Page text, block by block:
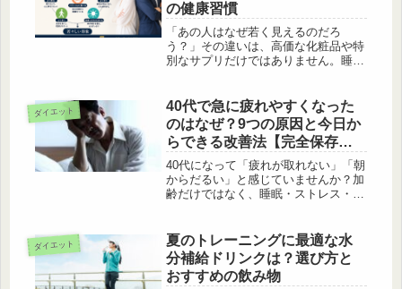
の健康習慣
「あの人はなぜ若く見えるのだろ
う？」その違いは、高価な化粧品や特
別なサプリだけではありません。睡
りやすく解説します。
ダイエット
40代で急に疲れやすくなった
のはなぜ？9つの原因と今日か
らできる改善法【完全保存
版】
40代になって「疲れが取れない」「朝
からだるい」と感じていませんか？加
齢だけではなく、睡眠・ストレス・血
は40代が疲れやすくなる本当の理由を
図解付きでわかりやすく解説し、今日
から始められる改善法をご紹介しま
す。
ダイエット
夏のトレーニングに最適な水
分補給ドリンクは？選び方と
おすすめの飲み物